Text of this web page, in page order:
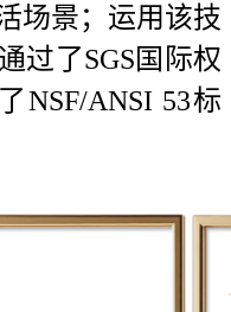
场景；运用该技
过了SGS国际权
NSF/ANSI 53标